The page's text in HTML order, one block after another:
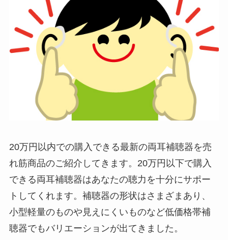
20万円以内での購入できる最新の両耳補聴器を売
れ筋商品のご紹介してきます。20万円以下で購入
できる両耳補聴器はあなたの聴力を十分にサポー
トしてくれます。補聴器の形状はさまざまあり、
小型軽量のものや見えにくいものなど低価格帯補
聴器でもバリエーションが出てきました。